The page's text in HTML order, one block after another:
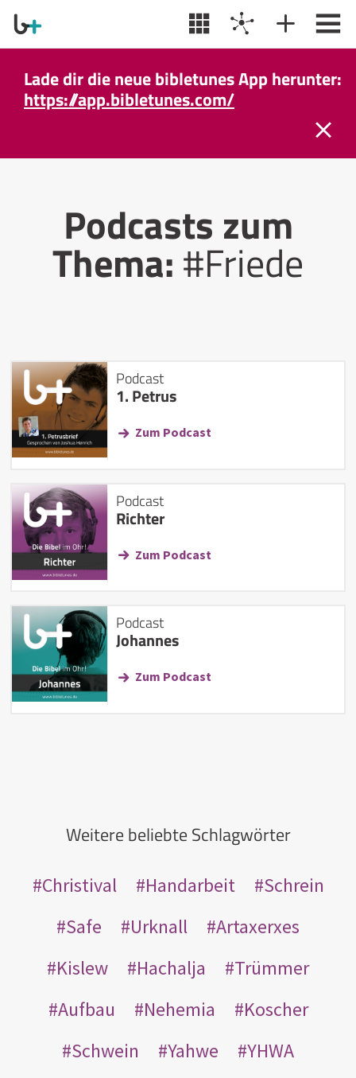
Lade dir die neue bibletunes App herunter:
https://app.bibletunes.com/
Podcasts zum
Thema:#Friede
Podcast
1. Petrus
Zum Podcast
Podcast
Richter
Zum Podcast
Podcast
Johannes
Zum Podcast
Weitere beliebte Schlagwörter
Christival Handarbeit
Schrein
Safe
Urknall
Artaxerxes
Kislew
Hachalja
Trümmer
Aufbau
Nehemia
Koscher
Schwein
Yahwe
YHWA